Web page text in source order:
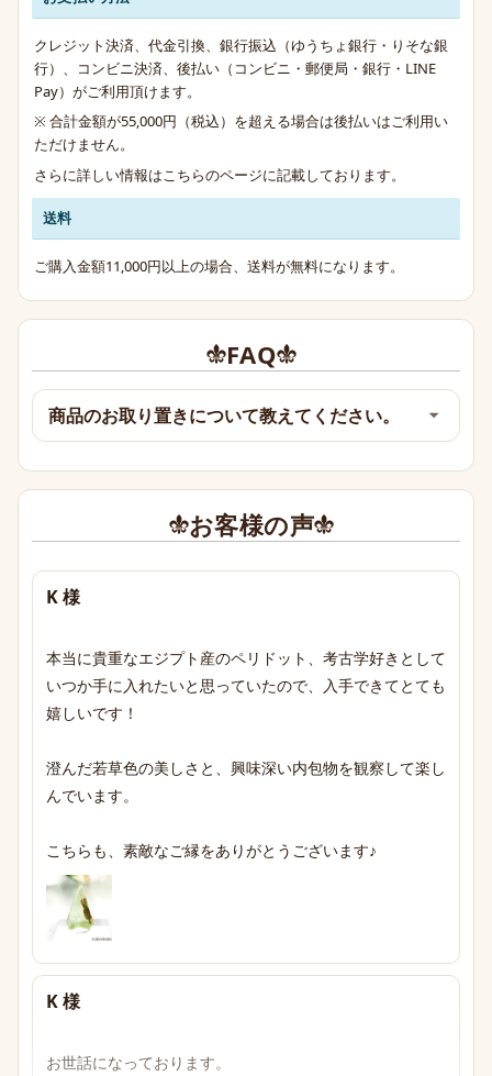
クレジット決済、代金引換、銀行振込（ゆうちょ銀行・りそな銀
行）、コンビニ決済、後払い（コンビニ・郵便局・銀行・LINE
Pay）がご利用頂けます。
※ 合計金額が55,000円（税込）を超える場合は後払いはご利用い
ただけません。
さらに詳しい情報は こちらのページに記載しております。
送料
ご購入金額11,000円以上の場合、送料が無料になります。
FAQ
商品のお取り置きについて教えてください。
お客様の声
K 様
本当に貴重なエジプト産のペリドット、考古学好きとして
いつか手に入れたいと思っていたので、入手できてとても
嬉しいです！
澄んだ若草色の美しさと、興味深い内包物を観察して楽し
んでいます。
こちらも、素敵なご縁をありがとうございます♪
K 様
お世話になっております。